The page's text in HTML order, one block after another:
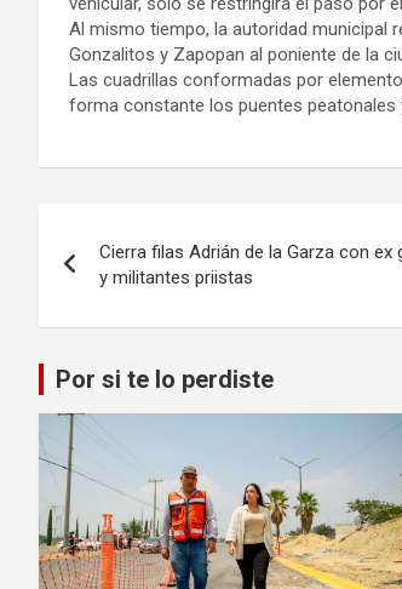
Al mismo tiempo, la autoridad municipal
Gonzalitos y Zapopan al poniente de la
Las cuadrillas conformadas por
forma constante los puentes peatonales
de
entradas
Cierra filas Adrián de la Garza con ex
y militantes priistas
Por si te lo perdiste